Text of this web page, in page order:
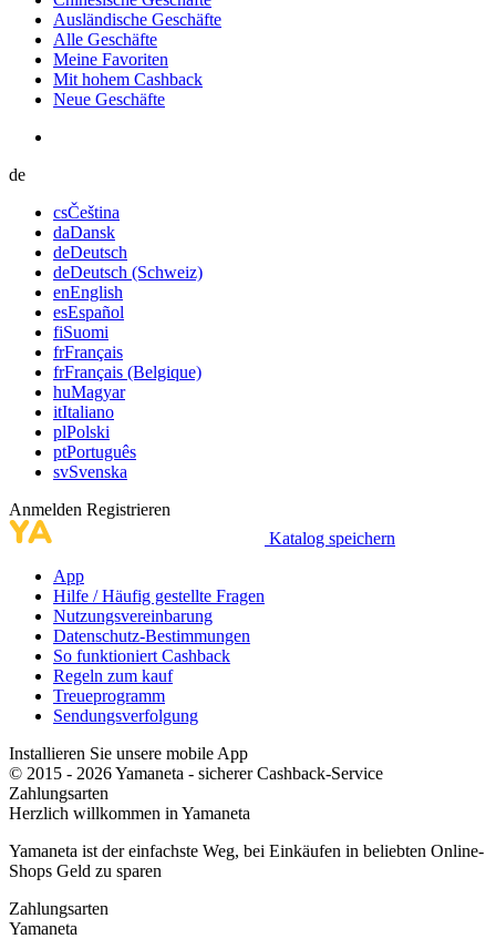
Ausländische Geschäfte
Alle Geschäfte
Meine Favoriten
Mit hohem Cashback
Neue Geschäfte
de
csČeština
daDansk
deDeutsch
deDeutsch (Schweiz)
enEnglish
esEspañol
fiSuomi
frFrançais
frFrançais (Belgique)
huMagyar
itItaliano
plPolski
ptPortuguês
svSvenska
Anmelden Registrieren
Katalog speichern
App
Hilfe / Häufig gestellte Fragen
Nutzungsvereinbarung
Datenschutz-Bestimmungen
So funktioniert Cashback
Regeln zum kauf
Treueprogramm
Sendungsverfolgung
Installieren Sie unsere mobile App
© 2015 - 2026 Yamaneta - sicherer Cashback-Service
Zahlungsarten
Herzlich willkommen in Yamaneta
Yamaneta ist der einfachste Weg, bei Einkäufen in beliebten Online-
Shops Geld zu sparen
Zahlungsarten
Yamaneta